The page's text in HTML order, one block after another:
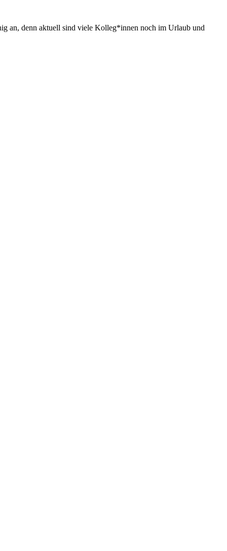
an, denn aktuell sind viele Kolleg*innen noch im Urlaub und